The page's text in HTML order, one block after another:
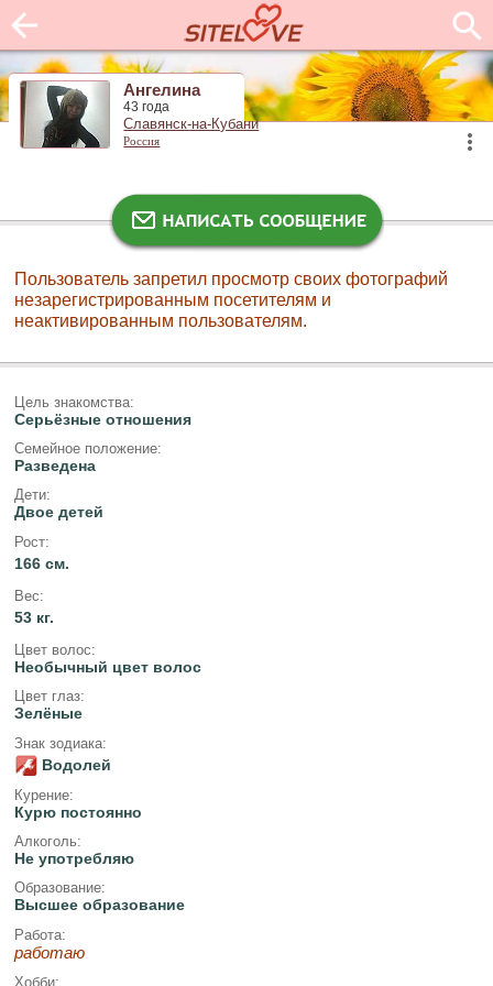
Ангелина
43 года
Славянск-на-Кубани
Россия
Пользователь запретил просмотр своих фотографий
незарегистрированным посетителям и
неактивированным пользователям.
Цель знакомства:
Серьёзные отношения
Семейное положение:
Разведена
Дети:
Двое детей
Рост:
166 см.
Вес:
53 кг.
Цвет волос:
Необычный цвет волос
Цвет глаз:
Зелёные
Знак зодиака:
Водолей
Курение:
Курю постоянно
Алкоголь:
Не употребляю
Образование:
Высшее образование
Работа:
работаю
Хобби: